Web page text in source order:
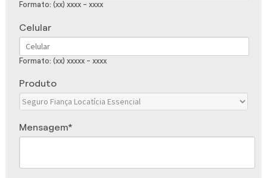
Formato: (xx) xxxx - xxxx
Celular
Formato: (xx) xxxxx - xxxx
Produto
Mensagem